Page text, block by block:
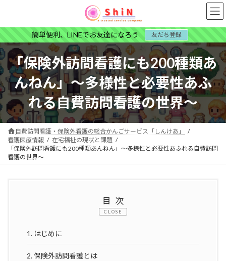
ツ
へ
ス
キ
ッ
プ
シ
ョ
ン
に
移
動
簡単便利、LINEでお友達になろう 友だち登録
「保険外訪問看護にも200種類あ
んねん」～多様性と必要性あふ
れる自費訪問看護の世界～
自費訪問看護・保険外看護の総合かんごサービス「しんけあ」
看護医療情報
在宅福祉の現状と課題
「保険外訪問看護にも200種類あんねん」～多様性と必要性あふれる自費訪問
看護の世界～
目次
CLOSE
1. はじめに
2.保険外訪問看護とは